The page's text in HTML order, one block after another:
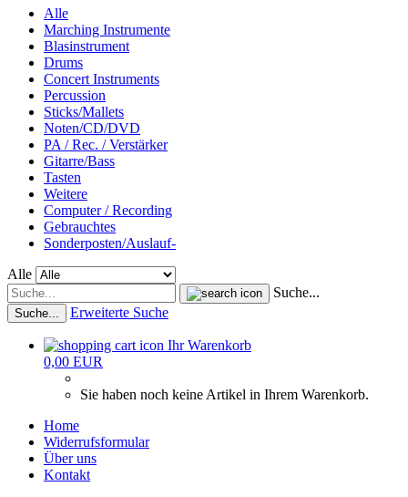
Alle
Marching Instrumente
Blasinstrument
Drums
Concert Instruments
Percussion
Sticks/Mallets
Noten/CD/DVD
PA / Rec. / Verstärker
Gitarre/Bass
Tasten
Weitere
Computer / Recording
Gebrauchtes
Sonderposten/Auslauf-
Alle
Suche...
Suche... Erweiterte Suche
Ihr Warenkorb
0,00 EUR
Sie haben noch keine Artikel in Ihrem Warenkorb.
Home
Widerrufsformular
Über uns
Kontakt